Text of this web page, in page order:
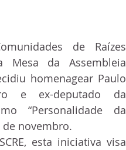
de Raízes
Mesa da Assembleia
homenagear Paulo
e ex-deputado da
“Personalidade da
novembro.
esta iniciativa visa